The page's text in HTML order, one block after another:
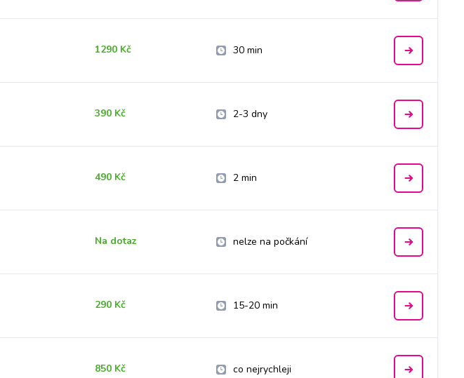
1290 Kč 30 min
390 Kč 2-3 dny
490 Kč 2 min
Na dotaz nelze na počkání
290 Kč 15-20 min
850 Kč co nejrychleji